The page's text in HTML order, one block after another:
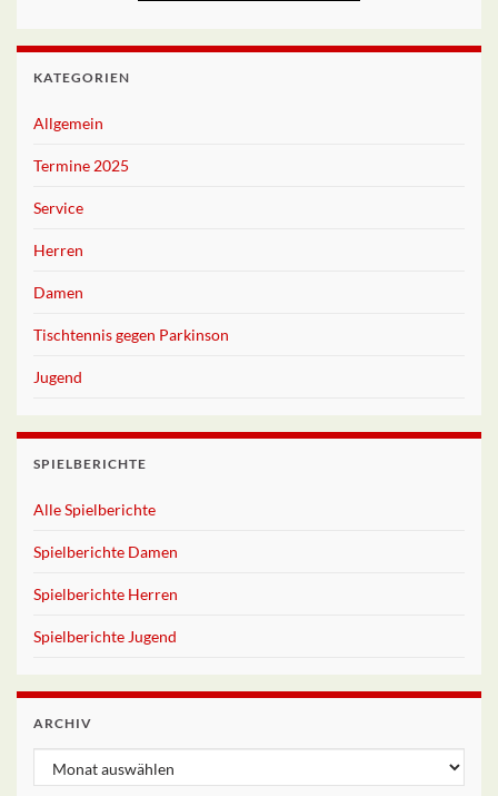
KATEGORIEN
Allgemein
Termine 2025
Service
Herren
Damen
Tischtennis gegen Parkinson
Jugend
SPIELBERICHTE
Alle Spielberichte
Spielberichte Damen
Spielberichte Herren
Spielberichte Jugend
ARCHIV
Archiv